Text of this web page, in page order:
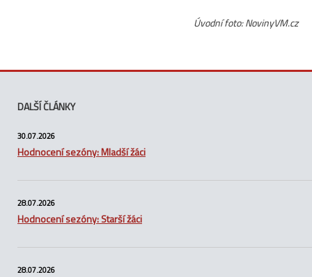
Úvodní foto: NovinyVM.cz
DALŠÍ ČLÁNKY
30.07.2026
Hodnocení sezóny: Mladší žáci
28.07.2026
Hodnocení sezóny: Starší žáci
28.07.2026